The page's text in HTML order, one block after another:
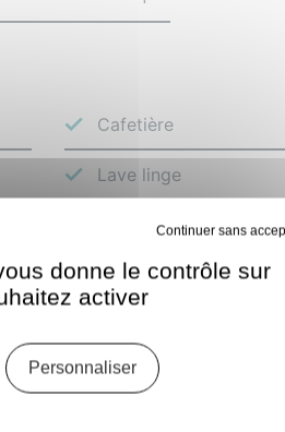
Cafetière
Lave linge
Plaque vitrocéramique
Vaisselle et couverts
donne le contrôle sur
activer
Personnaliser